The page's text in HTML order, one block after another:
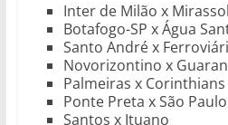
Inter de Milão x Mirassol
Botafogo-SP x Água
Santo André x
Novorizontino x
Palmeiras x Corinthians
Ponte Preta x São Paulo
Santos x Ituano